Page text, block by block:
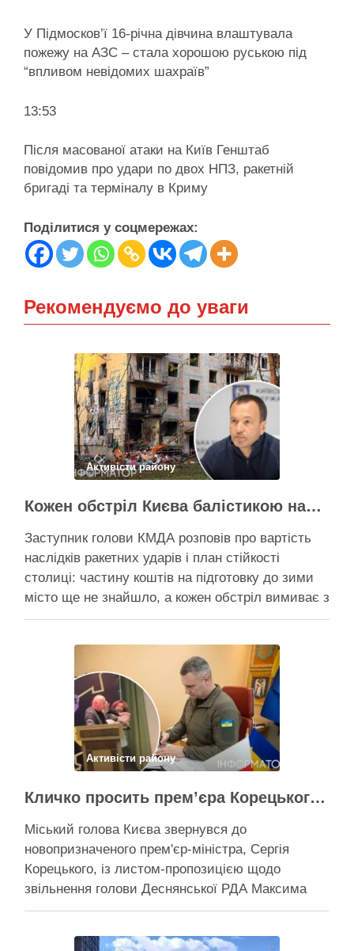
У Підмосков’ї 16-річна дівчина влаштувала
пожежу на АЗС – стала хорошою руською під
“впливом невідомих шахраїв”
13:53
Після масованої атаки на Київ Генштаб
повідомив про удари по двох НПЗ, ракетній
бригаді та терміналу в Криму
Поділитися у соцмережах:
Рекомендуємо до уваги
Активісти району
Кожен обстріл Києва балістикою наносить місту збитків на 300-500 мільйонів – Петро Пантелеєв
Заступник голови КМДА розповів про вартість
наслідків ракетних ударів і план стійкості
столиці: частину коштів на підготовку до зими
місто ще не знайшло, а кожен обстріл вимиває з
казни міста ще більше коштів Балістичний удар
при цьому деякі питання, як-от розселення
містян …
Поділитися у соцмережах:
Активісти району
Кличко просить прем’єра Корецького внести президентові подання на звільнення володаря Троєщини Бахматова
Міський голова Києва звернувся до
новопризначеного прем'єр-міністра, Сергія
Корецького, із листом-пропозицією щодо
звільнення голови Деснянської РДА Максима
Бахматова Кличко написав листа прем'єрові